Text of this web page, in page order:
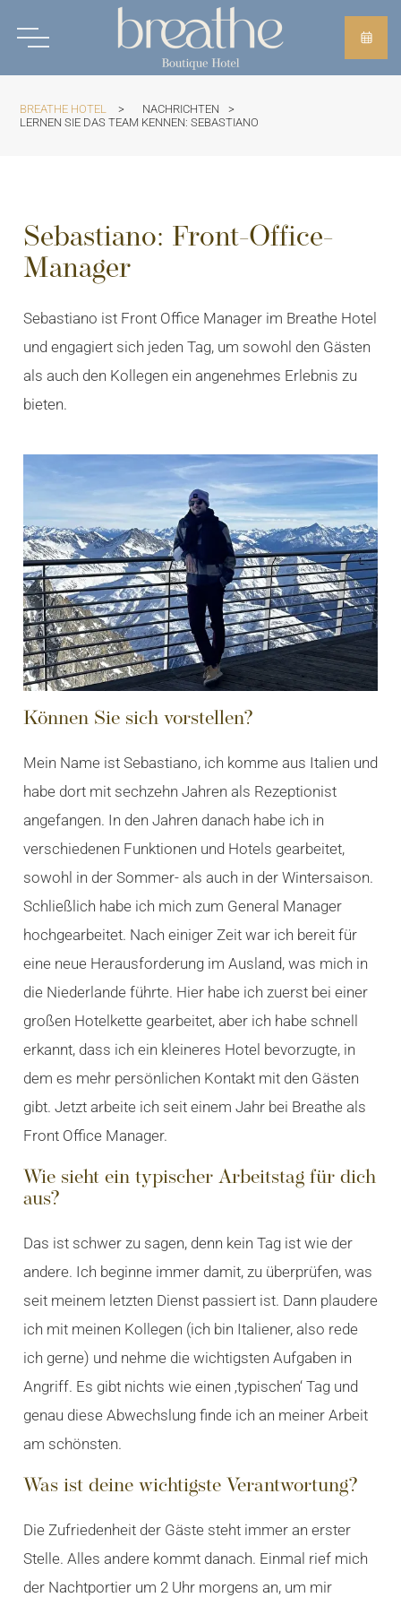
BREATHE HOTEL > NACHRICHTEN
>
LERNEN SIE DAS TEAM KENNEN: SEBASTIANO
Sebastiano: Front-Office-
Manager
Sebastiano ist Front Office Manager im Breathe Hotel
und engagiert sich jeden Tag, um sowohl den Gästen
als auch den Kollegen ein angenehmes Erlebnis zu
bieten.
Können Sie sich vorstellen?
Mein Name ist Sebastiano, ich komme aus Italien und
habe dort mit sechzehn Jahren als Rezeptionist
angefangen. In den Jahren danach habe ich in
verschiedenen Funktionen und Hotels gearbeitet,
sowohl in der Sommer- als auch in der Wintersaison.
Schließlich habe ich mich zum General Manager
hochgearbeitet. Nach einiger Zeit war ich bereit für
eine neue Herausforderung im Ausland, was mich in
die Niederlande führte. Hier habe ich zuerst bei einer
großen Hotelkette gearbeitet, aber ich habe schnell
erkannt, dass ich ein kleineres Hotel bevorzugte, in
dem es mehr persönlichen Kontakt mit den Gästen
gibt. Jetzt arbeite ich seit einem Jahr bei Breathe als
Front Office Manager.
Wie sieht ein typischer Arbeitstag für dich
aus?
Das ist schwer zu sagen, denn kein Tag ist wie der
andere. Ich beginne immer damit, zu überprüfen, was
seit meinem letzten Dienst passiert ist. Dann plaudere
ich mit meinen Kollegen (ich bin Italiener, also rede
ich gerne) und nehme die wichtigsten Aufgaben in
Angriff. Es gibt nichts wie einen ‚typischen‘ Tag und
genau diese Abwechslung finde ich an meiner Arbeit
am schönsten.
Was ist deine wichtigste Verantwortung?
Die Zufriedenheit der Gäste steht immer an erster
Stelle. Alles andere kommt danach. Einmal rief mich
der Nachtportier um 2 Uhr morgens an, um mir